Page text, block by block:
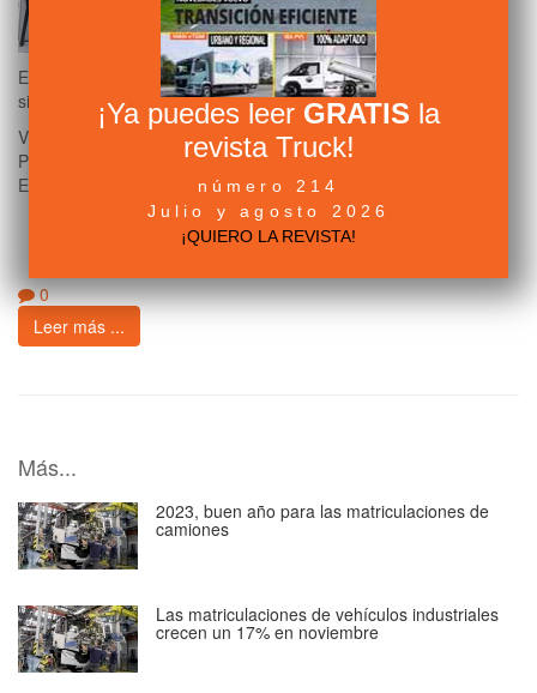
El mercado de camiones eléctricos, aunque en crecimiento,
sigue siendo una fracción mínima de las matriculaciones totales.
Visto
Publicado en
Mercado
Etiquetado como
Transporte Sostenible
0
Leer más ...
Más...
2023, buen año para las matriculaciones de
camiones
Las matriculaciones de vehículos industriales
crecen un 17% en noviembre
¡Ya puedes leer GRATIS la
revista Truck!
número 214
Julio y agosto 2026
¡QUIERO LA REVISTA!